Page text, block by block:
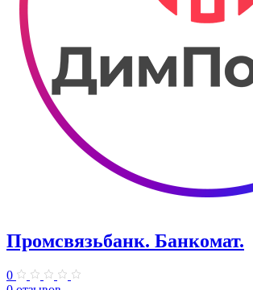
Промсвязьбанк. ​Банкомат.
0